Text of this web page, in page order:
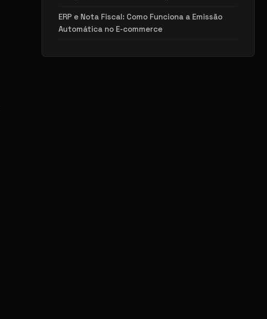
ERP e Nota Fiscal: Como Funciona a Emissão
Automática no E-commerce